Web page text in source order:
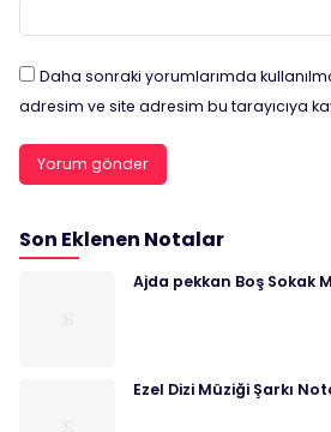
Daha sonraki yorumlarımda
adresim ve site adresim bu tarayıcıya
Son Eklenen Notalar
Ajda pekkan Boş Sokak
Ezel Dizi Müziği Şarkı